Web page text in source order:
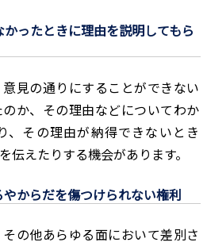
ったときに理由を説明してもら
見の通りにすることができない
か、その理由などについてわか
、その理由が納得できないとき
伝えたりする機会があります。
からだを傷つけられない権利
の他あらゆる面において差別さ